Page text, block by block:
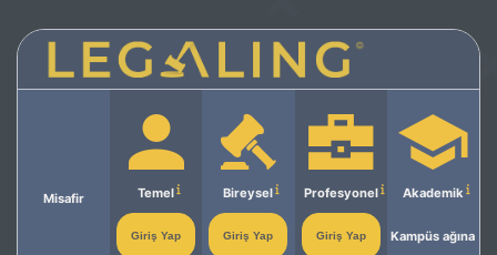
Misafir Temel
Giriş Yap
Bireysel
Giriş Yap
Profesyonel
Giriş Yap
Akademik
Kampüs ağına